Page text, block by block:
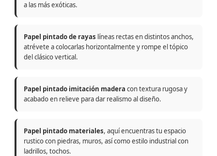
a las más exóticas.
Papel pintado de rayas líneas rectas en distintos anchos,
atrévete a colocarlas horizontalmente y rompe el tópico
del clásico vertical.
Papel pintado imitación madera con textura rugosa y
acabado en relieve para dar realismo al diseño.
Papel pintado materiales, aquí encuentras tu espacio
rustico con piedras, muros, así como estilo industrial con
ladrillos, tochos.